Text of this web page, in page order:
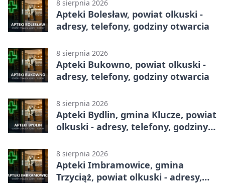
8 sierpnia 2026
Apteki Bolesław, powiat olkuski -
adresy, telefony, godziny otwarcia
8 sierpnia 2026
Apteki Bukowno, powiat olkuski -
adresy, telefony, godziny otwarcia
8 sierpnia 2026
Apteki Bydlin, gmina Klucze, powiat
olkuski - adresy, telefony, godziny
8 sierpnia 2026
Apteki Imbramowice, gmina
Trzyciąż, powiat olkuski - adresy,